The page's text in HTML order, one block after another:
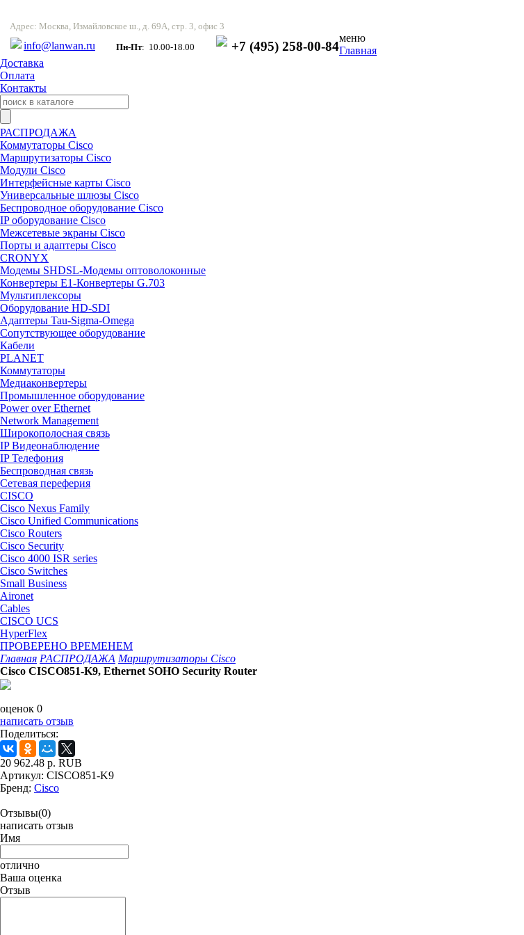
Адрес: Москва, Измайловское ш., д. 69А, стр. 3, офис 3
info@lanwan.ru Пн-Пт: 10.00-18.00 +7 (495) 258-00-84
меню
Главная
Доставка
Оплата
Контакты
РАСПРОДАЖА
Коммутаторы Cisco
Маршрутизаторы Cisco
Модули Cisco
Интерфейсные карты Cisco
Универсальные шлюзы Cisco
Беспроводное оборудование Cisco
IP оборудование Cisco
Межсетевые экраны Cisco
Порты и адаптеры Cisco
CRONYX
Модемы SHDSL-Модемы оптоволоконные
Конвертеры Е1-Конвертеры G.703
Мультиплексоры
Оборудование HD-SDI
Адаптеры Tau-Sigma-Omega
Сопутствующее оборудование
Кабели
PLANET
Коммутаторы
Медиаконвертеры
Промышленное оборудование
Power over Ethernet
Network Management
Широкополосная связь
IP Видеонаблюдение
IP Телефония
Беспроводная связь
Сетевая переферия
CISCO
Cisco Nexus Family
Cisco Unified Communications
Cisco Routers
Cisco Security
Cisco 4000 ISR series
Cisco Switches
Small Business
Aironet
Cables
CISCO UCS
HyperFlex
ПРОВЕРЕНО ВРЕМЕНЕМ
Главная РАСПРОДАЖА Маршрутизаторы Cisco
Cisco CISCO851-K9, Ethernet SOHO Security Router
оценок 0
написать отзыв
Поделиться:
20 962.48 р. RUB
Артикул: CISCO851-K9
Бренд: Cisco
Отзывы(0)
написать отзыв
Имя
отлично
Ваша оценка
Отзыв